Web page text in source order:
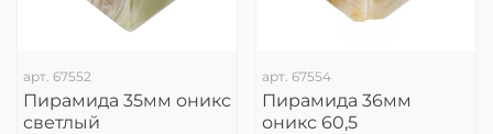
арт. 67552
Пирамида 35мм оникс
светлый
арт. 67554
Пирамида 36мм
оникс 60,5